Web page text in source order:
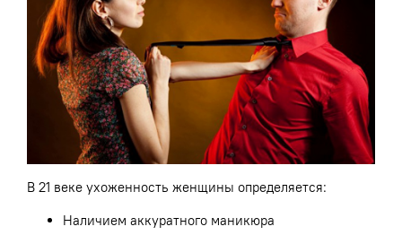
В 21 веке ухоженность женщины определяется:
Наличием аккуратного маникюра